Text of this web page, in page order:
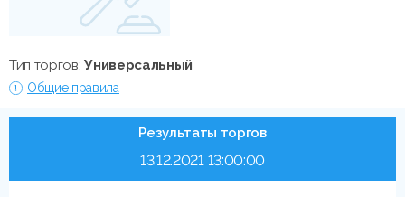
Тип торгов:Универсальный
Общие правила
Результаты торгов
13.12.2021 13:00:00